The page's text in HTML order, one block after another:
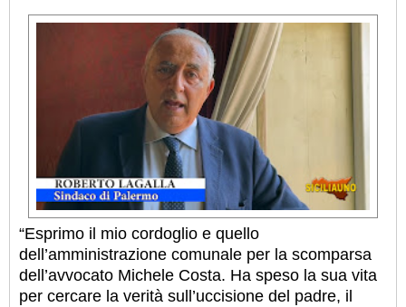
“Esprimo il mio cordoglio e quello
dell’amministrazione comunale per la scomparsa
dell’avvocato Michele Costa. Ha speso la sua vita
per cercare la verità sull’uccisione del padre, il